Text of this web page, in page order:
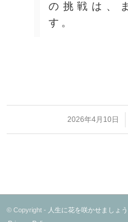
の挑戦は、
す。
2026年4月10日
/
© Copyright - 人生に花を咲かせましょ